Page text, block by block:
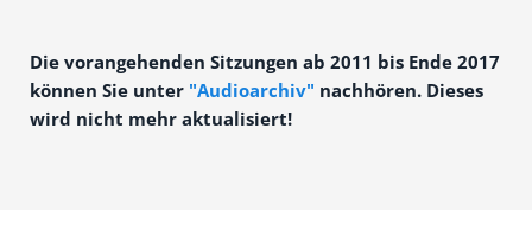
Die vorangehenden Sitzungen ab 2011 bis Ende 2017
können Sie unter "Audioarchiv" nachhören. Dieses
wird nicht mehr aktualisiert!